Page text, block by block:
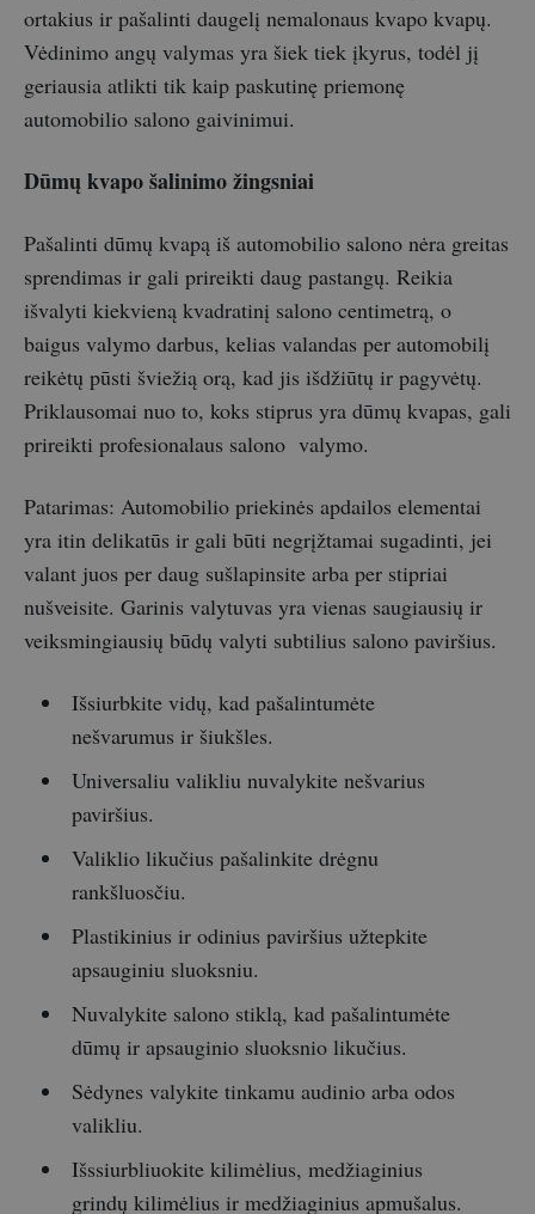
ortakius ir pašalinti daugelį nemalonaus kvapo kvapų.
Vėdinimo angų valymas yra šiek tiek įkyrus, todėl jį
geriausia atlikti tik kaip paskutinę priemonę
automobilio salono gaivinimui.
Dūmų kvapo šalinimo žingsniai
Pašalinti dūmų kvapą iš automobilio salono nėra greitas
sprendimas ir gali prireikti daug pastangų. Reikia
išvalyti kiekvieną kvadratinį salono centimetrą, o
baigus valymo darbus, kelias valandas per automobilį
reikėtų pūsti šviežią orą, kad jis išdžiūtų ir pagyvėtų.
Priklausomai nuo to, koks stiprus yra dūmų kvapas, gali
prireikti profesionalaus salono valymo.
Patarimas: Automobilio priekinės apdailos elementai
yra itin delikatūs ir gali būti negrįžtamai sugadinti, jei
valant juos per daug sušlapinsite arba per stipriai
nušveisite. Garinis valytuvas yra vienas saugiausių ir
veiksmingiausių būdų valyti subtilius salono paviršius.
Išsiurbkite vidų, kad pašalintumėte
nešvarumus ir šiukšles.
Universaliu valikliu nuvalykite nešvarius
paviršius.
Valiklio likučius pašalinkite drėgnu
rankšluosčiu.
Plastikinius ir odinius paviršius užtepkite
apsauginiu sluoksniu.
Nuvalykite salono stiklą, kad pašalintumėte
dūmų ir apsauginio sluoksnio likučius.
Sėdynes valykite tinkamu audinio arba odos
valikliu.
Išssiurbliuokite kilimėlius, medžiaginius
grindų kilimėlius ir medžiaginius apmušalus.